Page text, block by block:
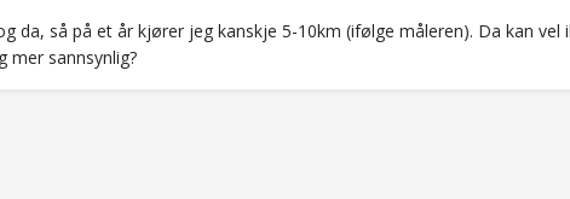
da, så på et år kjører jeg kanskje 5-10km (ifølge måleren). Da kan
mer sannsynlig?